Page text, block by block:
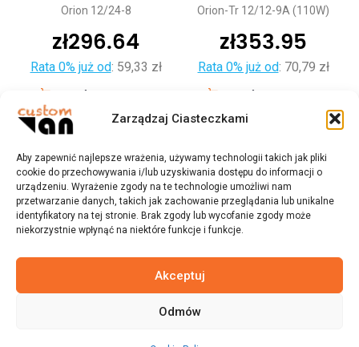
Zarządzaj Ciasteczkami
Aby zapewnić najlepsze wrażenia, używamy technologii takich jak pliki
cookie do przechowywania i/lub uzyskiwania dostępu do informacji o
urządzeniu. Wyrażenie zgody na te technologie umożliwi nam
przetwarzanie danych, takich jak zachowanie przeglądania lub unikalne
identyfikatory na tej stronie. Brak zgody lub wycofanie zgody może
niekorzystnie wpłynąć na niektóre funkcje i funkcje.
Akceptuj
Odmów
Orion 12/24-8
zł296.64
Rata 0% już od: 59,33 zł
Orion-Tr 12/12-9A (110W)
zł353.95
Rata 0% już od: 70,79 zł